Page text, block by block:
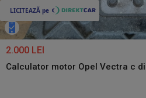
2.000 LEI
Calculator motor Opel Vectra c